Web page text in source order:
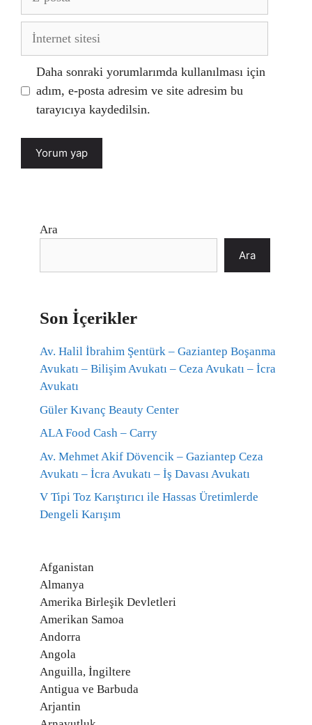
posta
İnternet
Daha sonraki yorumlarımda kullanılması için
adım, e-posta adresim ve site adresim bu
tarayıcıya kaydedilsin.
Ara
Ara
Son İçerikler
Av. Halil İbrahim Şentürk – Gaziantep Boşanma
Avukatı – Bilişim Avukatı – Ceza Avukatı – İcra
Avukatı
Güler Kıvanç Beauty Center
ALA Food Cash – Carry
Av. Mehmet Akif Dövencik – Gaziantep Ceza
Avukatı – İcra Avukatı – İş Davası Avukatı
V Tipi Toz Karıştırıcı ile Hassas Üretimlerde
Dengeli Karışım
Afganistan
Almanya
Amerika Birleşik Devletleri
Amerikan Samoa
Andorra
Angola
Anguilla, İngiltere
Antigua ve Barbuda
Arjantin